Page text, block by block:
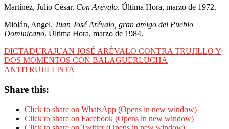
Martínez, Julio César. Con Arévalo. Última Hora, marzo de 1972.
Miolán, Angel. Juan José Arévalo, gran amigo del Pueblo
Dominicano. Última Hora, marzo de 1984.
DICTADURAJUAN JOSÉ ARÉVALO CONTRA TRUJILLO Y
DOS MOMENTOS CON BALAGUERLUCHA
ANTITRUJILLISTA
Share this:
Click to share on WhatsApp (Opens in new window)
Click to share on Facebook (Opens in new window)